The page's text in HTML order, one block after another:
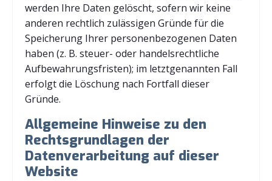
werden Ihre Daten gelöscht, sofern wir keine
anderen rechtlich zulässigen Gründe für die
Speicherung Ihrer personenbezogenen Daten
haben (z. B. steuer- oder handelsrechtliche
Aufbewahrungsfristen); im letztgenannten Fall
erfolgt die Löschung nach Fortfall dieser
Gründe.
Allgemeine Hinweise zu den
Rechtsgrundlagen der
Datenverarbeitung auf dieser
Website